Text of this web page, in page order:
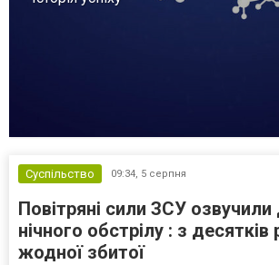
Суспільство 09:34, 5 серпня
Повітряні сили ЗСУ озвучили
нічного обстрілу : з десятків
жодної збитої